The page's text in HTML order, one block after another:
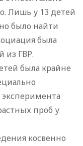
Лишь у 13 детей
было найти
была
из ГВР.
была крайне
эксперимента
проб у
косвенно